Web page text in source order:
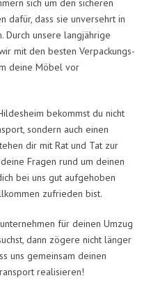
sich um den sicheren
dafür, dass sie unversehrt in
Durch unsere langjährige
mit den besten Verpackungs-
deine Möbel vor
bekommst du nicht
sondern auch einen
dir mit Rat und Tat zur
Fragen rund um deinen
bei uns gut aufgehoben
zufrieden bist.
für deinen Umzug
dann zögere nicht länger
uns gemeinsam deinen
realisieren!